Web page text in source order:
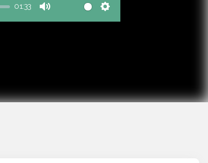
01:33
Mute Settings